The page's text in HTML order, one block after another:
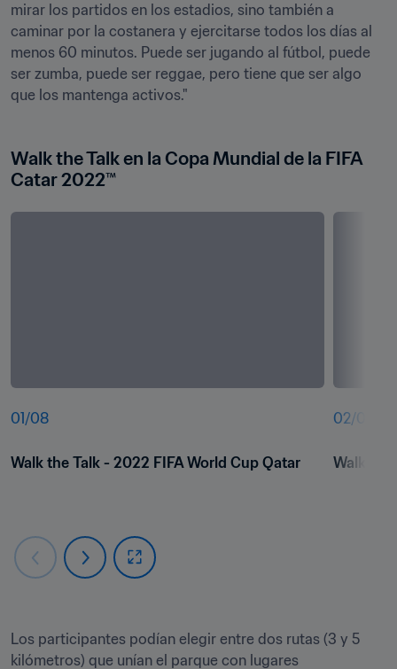
mirar los partidos en los estadios, sino también a
caminar por la costanera y ejercitarse todos los días al
menos 60 minutos. Puede ser jugando al fútbol, puede
ser zumba, puede ser reggae, pero tiene que ser algo
que los mantenga activos."
Walk the Talk en la Copa Mundial de la FIFA
Catar 2022™
01 /08
Walk the Talk - 2022 FIFA World Cup Qatar
02/08
Walk the
Los participantes podían elegir entre dos rutas (3 y 5
kilómetros) que unían el parque con lugares